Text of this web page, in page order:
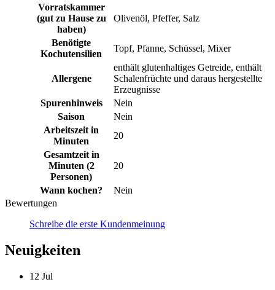
Vorratskammer
(gut zu Hause zu
haben)
Olivenöl, Pfeffer, Salz
Benötigte
Kochutensilien
Topf, Pfanne, Schüssel, Mixer
Allergene
enthält glutenhaltiges Getreide, enthält
Schalenfrüchte und daraus hergestellte
Erzeugnisse
Spurenhinweis
Nein
Saison
Nein
Arbeitszeit in
Minuten
20
Gesamtzeit in
Minuten (2
Personen)
20
Wann kochen?
Nein
Bewertungen
Schreibe die erste Kundenmeinung
Neuigkeiten
12 Jul